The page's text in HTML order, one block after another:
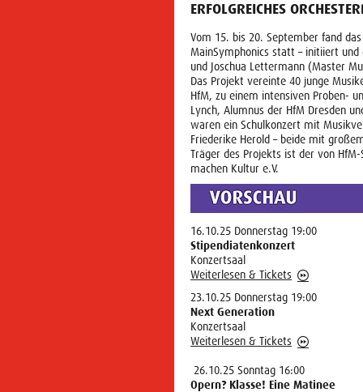
ERFOLGREICHES
Vom 15. bis 20. September fand
MainSymphonics statt – initiiert
und Joschua Lettermann (Master
Das Projekt vereinte 40 junge
HfM, zu einem intensiven Proben-
Lynch, Alumnus der HfM Dresden
waren ein Schulkonzert mit
Friederike Herold – beide mit
Träger des Projekts ist der von
machen Kultur e.V.
16.10.25 Donnerstag 19:00
Stipendiatenkonzert
Konzertsaal
Weiterlesen & Tickets
23.10.25 Donnerstag 19:00
Next Generation
Konzertsaal
Weiterlesen & Tickets
26.10.25 Sonntag 16:00
Opern? Klasse! Eine Matinee